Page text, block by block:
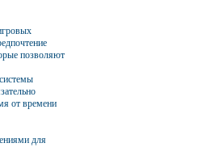
позволяют
от времени
для